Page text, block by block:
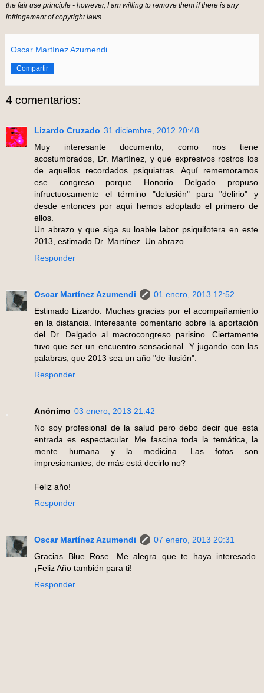
the fair use principle - however, I am willing to remove them if there is any
infringement of copyright laws.
Oscar Martínez Azumendi
Compartir
4 comentarios:
Lizardo Cruzado 31 diciembre, 2012 20:48
Muy interesante documento, como nos tiene
acostumbrados, Dr. Martínez, y qué expresivos rostros los
de aquellos recordados psiquiatras. Aquí rememoramos
ese congreso porque Honorio Delgado propuso
infructuosamente el término "delusión" para "delirio" y
desde entonces por aquí hemos adoptado el primero de
ellos.
Un abrazo y que siga su loable labor psiquifotera en este
2013, estimado Dr. Martínez. Un abrazo.
Responder
Oscar Martínez Azumendi
01 enero, 2013 12:52
Estimado Lizardo. Muchas gracias por el acompañamiento
en la distancia. Interesante comentario sobre la aportación
del Dr. Delgado al macrocongreso parisino. Ciertamente
tuvo que ser un encuentro sensacional. Y jugando con las
palabras, que 2013 sea un año "de ilusión".
Responder
Anónimo 03 enero, 2013 21:42
No soy profesional de la salud pero debo decir que esta
entrada es espectacular. Me fascina toda la temática, la
mente humana y la medicina. Las fotos son
impresionantes, de más está decirlo no?
Feliz año!
Responder
Oscar Martínez Azumendi
07 enero, 2013 20:31
Gracias Blue Rose. Me alegra que te haya interesado.
¡Feliz Año también para ti!
Responder